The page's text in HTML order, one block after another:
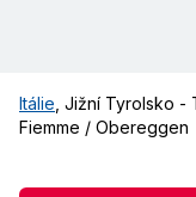
Itálie Jižní Tyrolsko -
Fiemme / Obereggen